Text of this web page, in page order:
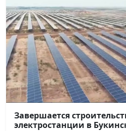
Завершается
электростанции в